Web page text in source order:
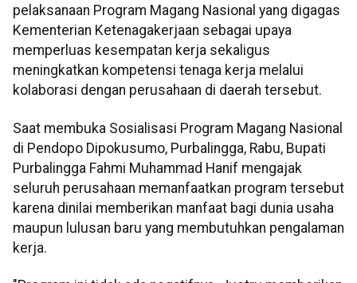
pelaksanaan Program Magang Nasional yang digagas
Kementerian Ketenagakerjaan sebagai upaya
memperluas kesempatan kerja sekaligus
meningkatkan kompetensi tenaga kerja melalui
kolaborasi dengan perusahaan di daerah tersebut.
Saat membuka Sosialisasi Program Magang Nasional
di Pendopo Dipokusumo, Purbalingga, Rabu, Bupati
Purbalingga Fahmi Muhammad Hanif mengajak
seluruh perusahaan memanfaatkan program tersebut
karena dinilai memberikan manfaat bagi dunia usaha
maupun lulusan baru yang membutuhkan pengalaman
kerja.